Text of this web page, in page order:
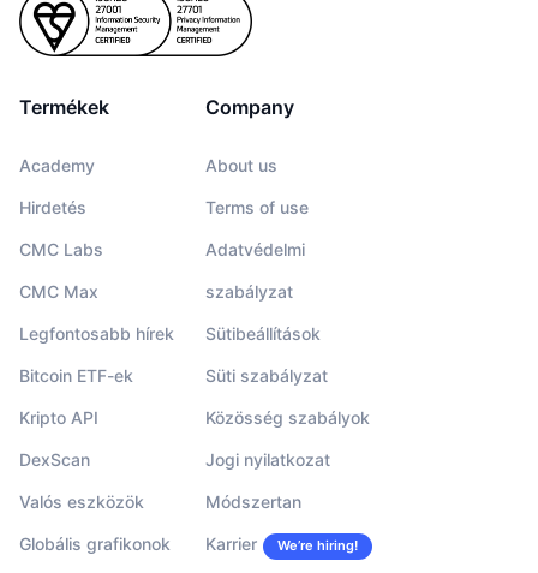
Termékek
Academy
Hirdetés
CMC Labs
CMC Max
Legfontosabb hírek
Bitcoin ETF-ek
Kripto API
DexScan
Valós eszközök
Globális grafikonok
Company
About us
Terms of use
Adatvédelmi
szabályzat
Sütibeállítások
Süti szabályzat
Közösség szabályok
Jogi nyilatkozat
Módszertan
Karrier We’re hiring!